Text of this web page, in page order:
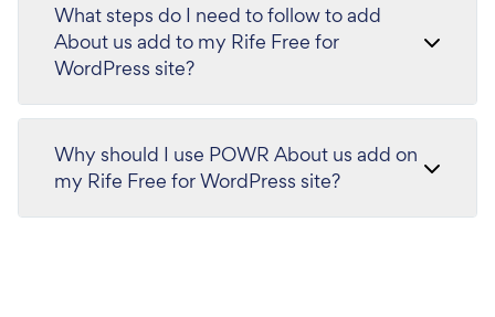
What steps do I need to follow to add
About us add to my Rife Free for
WordPress site?
Why should I use POWR About us add on
my Rife Free for WordPress site?